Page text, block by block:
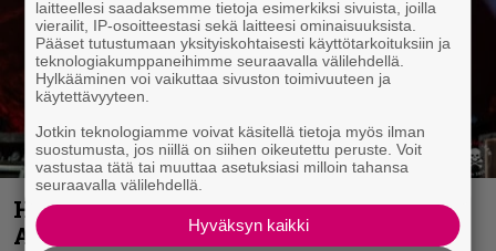
Hellsinki Metal Festival kuvina, osa 1 –
Accept, Carcass, Black Label Society ja
laitteellesi saadaksemme tietoja esimerkiksi sivuista, joilla
vierailit, IP-osoitteestasi sekä laitteesi ominaisuuksista.
Pääset tutustumaan yksityiskohtaisesti käyttötarkoituksiin ja
teknologiakumppaneihimme seuraavalla välilehdellä.
Hylkääminen voi vaikuttaa sivuston toimivuuteen ja
käytettävyyteen.
Jotkin teknologiamme voivat käsitellä tietoja myös ilman
suostumusta, jos niillä on siihen oikeutettu peruste. Voit
vastustaa tätä tai muuttaa asetuksiasi milloin tahansa
seuraavalla välilehdellä.
Hyväksyn kaikki